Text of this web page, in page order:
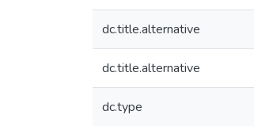
dc.title.alternative
dc.title.alternative
dc.type